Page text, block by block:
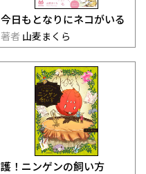
今日もとなりにネコがいる
著者 山麦まくら
護！ニンゲンの飼い方